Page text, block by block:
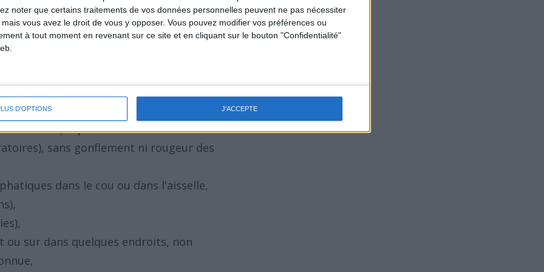
noter que certains traitements de vos données personnelles peuvent ne pas nécessiter
vous avez le droit de vous y opposer. Vous pouvez modifier vos préférences ou
à tout moment en revenant sur ce site et en cliquant sur le bouton "Confidentialité"
D'OPTIONS J'ACCEPTE
facilement en temps normal,
pourtant dormi suffisamment,
similaires y compris la difficulté à se
précédentes en terme de qualité et
se déplaçant d'articulation en
sans gonflement ni rougeur des
dans le cou ou dans l'aisselle,
ou sur dans quelques endroits, non